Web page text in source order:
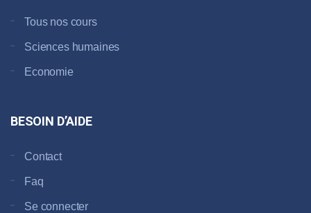
Tous nos cours
Sciences humaines
Economie
BESOIN D’AIDE
Contact
Faq
Se connecter